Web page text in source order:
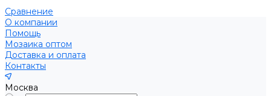
Сравнение
О компании
Помощь
Мозаика оптом
Доставка и оплата
Контакты
Москва